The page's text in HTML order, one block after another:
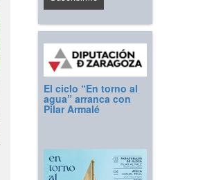
El ciclo “En torno al
agua” arranca con
Pilar Armalé